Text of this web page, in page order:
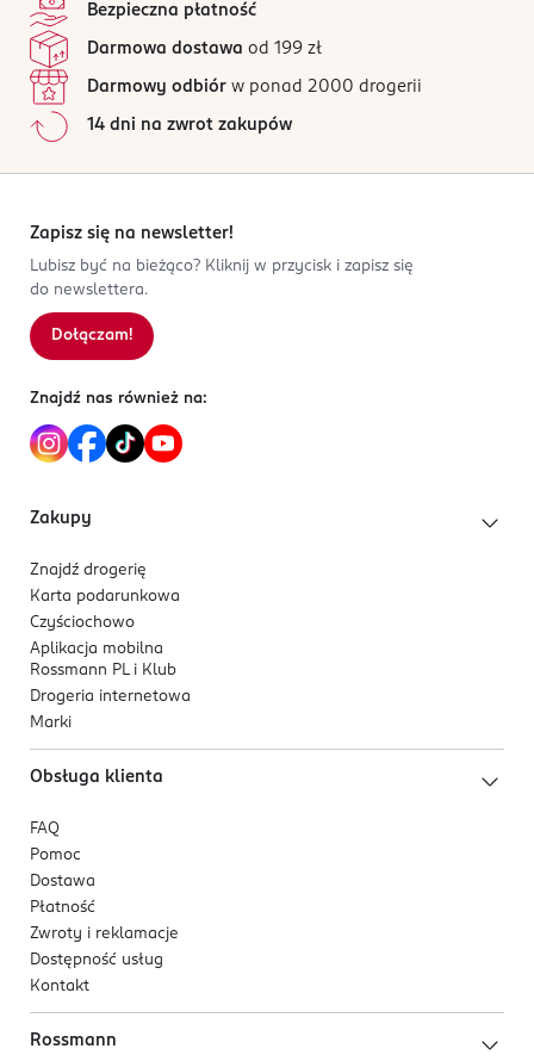
Bezpieczna płatność
Darmowa dostawa od 199 zł
Darmowy odbiór w ponad 2000 drogerii
14 dni na zwrot zakupów
Zapisz się na newsletter!
Lubisz być na bieżąco? Kliknij w przycisk i zapisz się
do newslettera.
Dołączam!
Znajdź nas również na:
Zakupy
Znajdź drogerię
Karta podarunkowa
Czyściochowo
Aplikacja mobilna
Rossmann PL i Klub
Drogeria internetowa
Marki
Obsługa klienta
FAQ
Pomoc
Dostawa
Płatność
Zwroty i reklamacje
Dostępność usług
Kontakt
Rossmann